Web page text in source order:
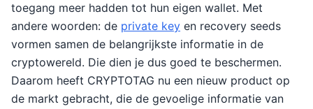
toegang meer hadden tot hun eigen wallet. Met
andere woorden: de private key en recovery seeds
vormen samen de belangrijkste informatie in de
cryptowereld. Die dien je dus goed te beschermen.
Daarom heeft CRYPTOTAG nu een nieuw product op
de markt gebracht, die de gevoelige informatie van